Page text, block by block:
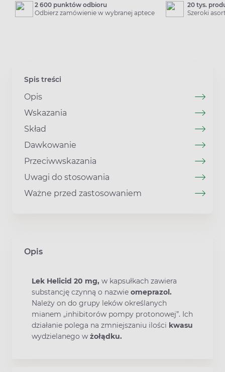
2 600 punktów odbioru
Odbierz zamówienie w wybranej aptece
20 tys.
Szeroki
Spis treści
Opis
Wskazania
Skład
Dawkowanie
Przeciwwskazania
Uwagi do stosowania
Ważne przed zastosowaniem
Opis
Lek Helicid 20 mg, w kapsułkach zawiera
substancję czynną o nazwie omeprazol.
Należy on do grupy leków określanych
mianem „inhibitorów pompy protonowej”. Ich
działanie polega na zmniejszaniu ilości kwasu
wydzielanego w żołądku.